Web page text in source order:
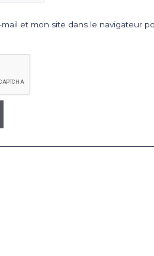
et mon site dans le navigateur